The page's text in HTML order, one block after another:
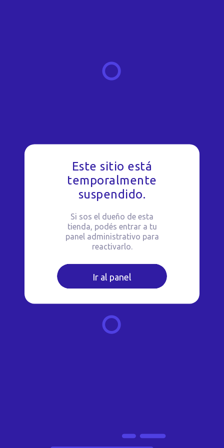
Este sitio está
temporalmente
suspendido.
Si sos el dueño de esta
tienda, podés entrar a tu
panel administrativo para
reactivarlo.
Ir al panel